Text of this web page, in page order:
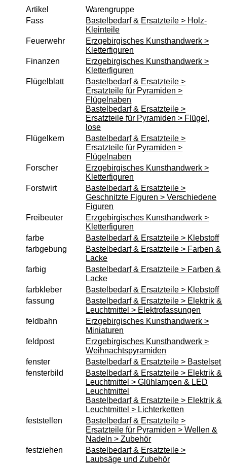
Kerzenhalter & Tüllen
Laubsäge und Zubehör
Laubsägevorlagen
Räucherkerzen
Schnitzwerkzeuge
Sockelbrettchen & Baumscheiben
Spanschachtel
Spielwerke
Unterbänke für Schwibbogen
Verschiedenes
Wachskerzen
Erzgebirgisches Kunsthandwerk
Dekoration Ostern & Frühling
Kletterfiguren
Weihnachtspyramiden
Küchenzubehör aus Holz
Holz Kochlöffel
Holz Pfannenwender
Holz Grillzange & Grillschere
Holz Dosierlöffel
Holz Teller & Schalen
Bürsten & Pinsel
Verschiedene Küchenhelfer
Accessoires und Merchandising
Artikel
Warengruppe
Fass
Bastelbedarf & Ersatzteile > Holz-
Kleinteile
Feuerwehr
Erzgebirgisches Kunsthandwerk >
Kletterfiguren
Finanzen
Erzgebirgisches Kunsthandwerk >
Kletterfiguren
Flügelblatt
Bastelbedarf & Ersatzteile >
Ersatzteile für Pyramiden >
Flügelnaben
Bastelbedarf & Ersatzteile >
Ersatzteile für Pyramiden > Flügel,
lose
Flügelkern
Bastelbedarf & Ersatzteile >
Ersatzteile für Pyramiden >
Flügelnaben
Forscher
Erzgebirgisches Kunsthandwerk >
Kletterfiguren
Forstwirt
Bastelbedarf & Ersatzteile >
Geschnitzte Figuren > Verschiedene
Figuren
Freibeuter
Erzgebirgisches Kunsthandwerk >
Kletterfiguren
farbe
Bastelbedarf & Ersatzteile > Klebstoff
farbgebung
Bastelbedarf & Ersatzteile > Farben &
Lacke
farbig
Bastelbedarf & Ersatzteile > Farben &
Lacke
farbkleber
Bastelbedarf & Ersatzteile > Klebstoff
fassung
Bastelbedarf & Ersatzteile > Elektrik &
Leuchtmittel > Elektrofassungen
feldbahn
Erzgebirgisches Kunsthandwerk >
Miniaturen
feldpost
Erzgebirgisches Kunsthandwerk >
Weihnachtspyramiden
fenster
Bastelbedarf & Ersatzteile > Bastelset
fensterbild
Bastelbedarf & Ersatzteile > Elektrik &
Leuchtmittel > Glühlampen & LED
Leuchtmittel
Bastelbedarf & Ersatzteile > Elektrik &
Leuchtmittel > Lichterketten
feststellen
Bastelbedarf & Ersatzteile >
Ersatzteile für Pyramiden > Wellen &
Nadeln > Zubehör
festziehen
Bastelbedarf & Ersatzteile >
Laubsäge und Zubehör